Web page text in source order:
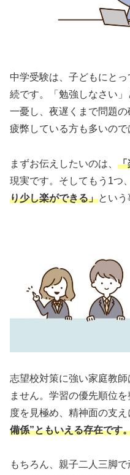
中学受験は、子どもにと
続です。「勉強しなさい
一憂し、夜遅くまで問題
疲弊している方も多いので
まずお伝えしたいのは、 「
現実です。そしてもう1つ、
り少し楽ができる」という
志望校対策に強い家庭教師
ません。学習の優先順位
度を見極め、精神面の支え
備係”ともいえる存在です
もちろん、親子二人三脚